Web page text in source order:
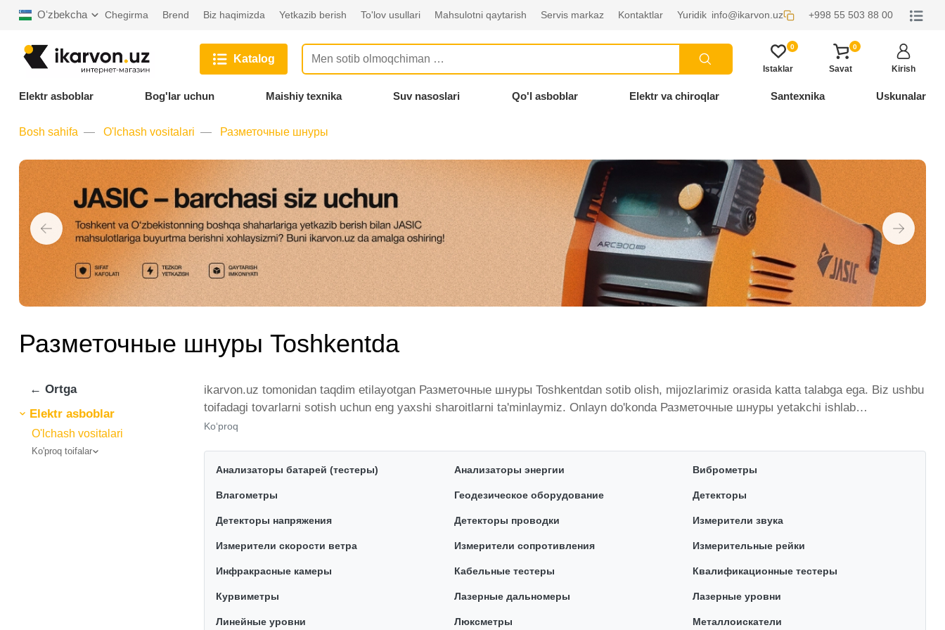
Oʻzbekcha Chegirma Brend Biz haqimizda Yetkazib berish To'lov usullari Mahsulotni qaytarish Servis markaz Kontaktlar Yuridik info@ikarvon.uz +998 55 503 88 00
Katalog
0
Istaklar
0
Savat Kirish
Elektr asboblar Bog'lar uchun Maishiy texnika Suv nasoslari Qo'l asboblar Elektr va chiroqlar Santexnika Uskunalar
Bosh sahifa O'lchash vositalari Разметочные шнуры
Разметочные шнуры Toshkentda
← Ortga
Elektr asboblar
O'lchash vositalari
Ko'proq toifalar
ikarvon.uz tomonidan taqdim etilayotgan Разметочные шнуры Toshkentdan sotib olish, mijozlarimiz orasida katta talabga ega. Biz ushbu
toifadagi tovarlarni sotish uchun eng yaxshi sharoitlarni ta'minlaymiz. Onlayn do'konda Разметочные шнуры yetakchi ishlab
chiqaruvchilar va brendlar tomonidan taqdim etilgan bo'lib, ularning ro'yxati doimiy ravishda kengayib bormoqda. Biz butun mamlakat
optimal narx mavjud.
Ko‘proq
Анализаторы батарей (тестеры) Анализаторы энергии Виброметры
Влагометры Геодезическое оборудование Детекторы
Детекторы напряжения Детекторы проводки Измерители звука
Измерители скорости ветра Измерители сопротивления Измерительные рейки
Инфракрасные камеры Кабельные тестеры Квалификационные тестеры
Курвиметры Лазерные дальномеры Лазерные уровни
Линейные уровни Люксметры Металлоискатели